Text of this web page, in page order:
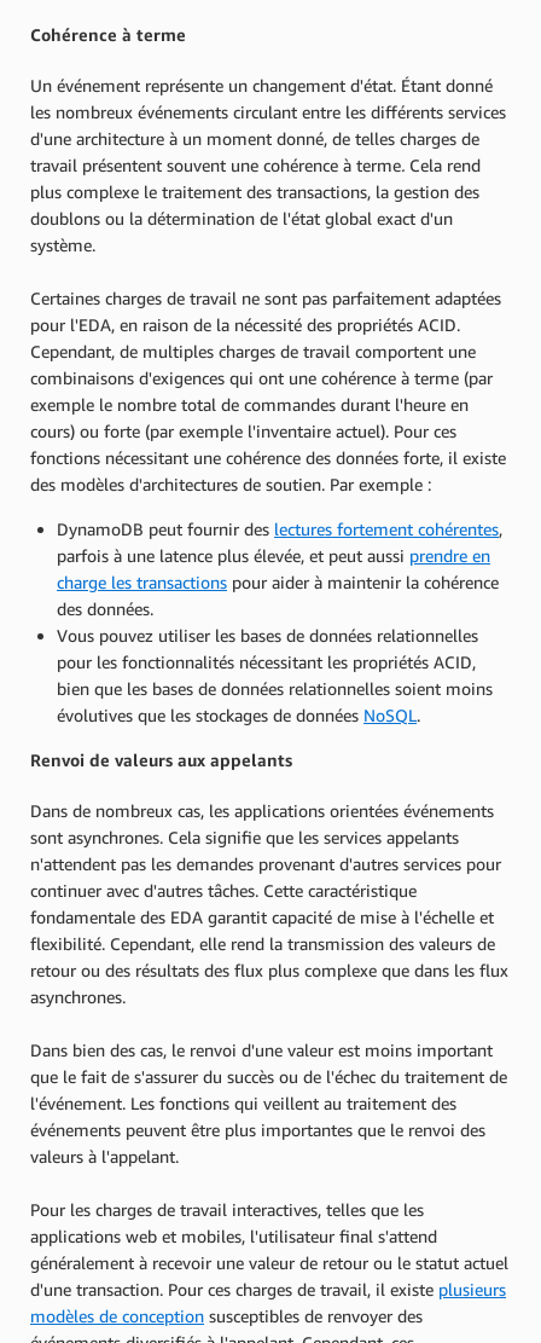
Cohérence à terme
Un événement représente un changement d'état. Étant donné
les nombreux événements circulant entre les différents services
d'une architecture à un moment donné, de telles charges de
travail présentent souvent une cohérence à terme. Cela rend
plus complexe le traitement des transactions, la gestion des
doublons ou la détermination de l'état global exact d'un
système.
Certaines charges de travail ne sont pas parfaitement adaptées
pour l'EDA, en raison de la nécessité des propriétés ACID.
Cependant, de multiples charges de travail comportent une
combinaisons d'exigences qui ont une cohérence à terme (par
exemple le nombre total de commandes durant l'heure en
cours) ou forte (par exemple l'inventaire actuel). Pour ces
fonctions nécessitant une cohérence des données forte, il existe
des modèles d'architectures de soutien. Par exemple :
DynamoDB peut fournir des lectures fortement cohérentes,
parfois à une latence plus élevée, et peut aussi prendre en
charge les transactions pour aider à maintenir la cohérence
des données.
Vous pouvez utiliser les bases de données relationnelles
pour les fonctionnalités nécessitant les propriétés ACID,
bien que les bases de données relationnelles soient moins
évolutives que les stockages de données NoSQL.
Renvoi de valeurs aux appelants
Dans de nombreux cas, les applications orientées événements
sont asynchrones. Cela signifie que les services appelants
n'attendent pas les demandes provenant d'autres services pour
continuer avec d'autres tâches. Cette caractéristique
fondamentale des EDA garantit capacité de mise à l'échelle et
flexibilité. Cependant, elle rend la transmission des valeurs de
retour ou des résultats des flux plus complexe que dans les flux
asynchrones.
Dans bien des cas, le renvoi d'une valeur est moins important
que le fait de s'assurer du succès ou de l'échec du traitement de
l'événement. Les fonctions qui veillent au traitement des
événements peuvent être plus importantes que le renvoi des
valeurs à l'appelant.
Pour les charges de travail interactives, telles que les
applications web et mobiles, l'utilisateur final s'attend
généralement à recevoir une valeur de retour ou le statut actuel
d'une transaction. Pour ces charges de travail, il existe plusieurs
modèles de conception susceptibles de renvoyer des